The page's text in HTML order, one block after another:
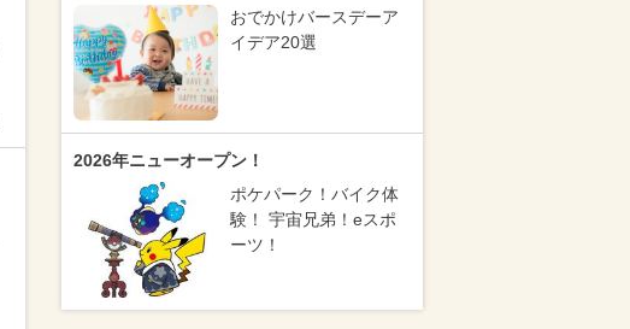
おでかけバースデーア
イデア20選
2026年ニューオープン！
ポケパーク！バイク体
験！ 宇宙兄弟！eスポ
ーツ！